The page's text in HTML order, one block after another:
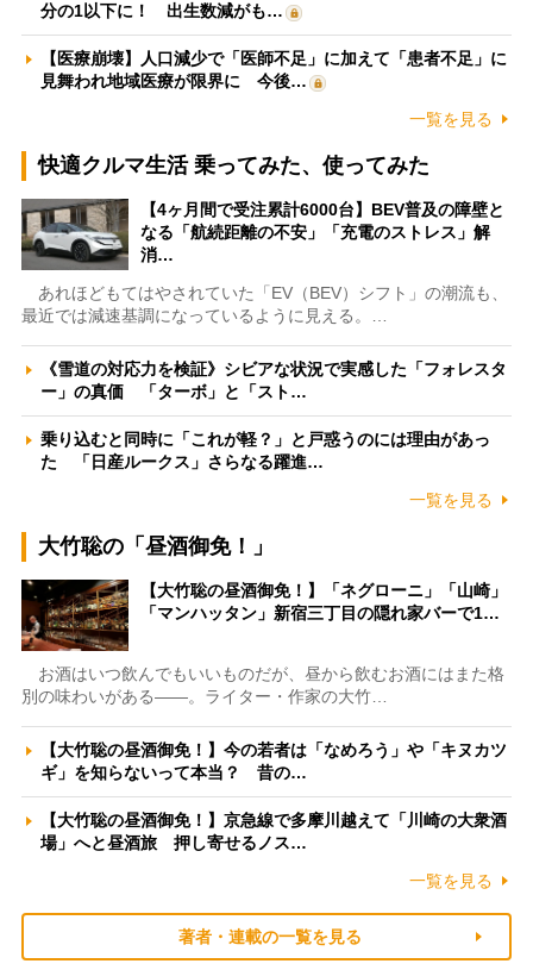
分の1以下に！ 出生数減がも…
【医療崩壊】人口減少で「医師不足」に加えて「患者不足」に
見舞われ地域医療が限界に 今後…
一覧を見る
快適クルマ生活 乗ってみた、使ってみた
【4ヶ月間で受注累計6000台】BEV普及の障壁と
なる「航続距離の不安」「充電のストレス」解
消…
あれほどもてはやされていた「EV（BEV）シフト」の潮流も、
最近では減速基調になっているように見える。…
《雪道の対応力を検証》シビアな状況で実感した「フォレスタ
ー」の真価 「ターボ」と「スト…
乗り込むと同時に「これが軽？」と戸惑うのには理由があっ
た 「日産ルークス」さらなる躍進…
一覧を見る
大竹聡の「昼酒御免！」
【大竹聡の昼酒御免！】「ネグローニ」「山崎」
「マンハッタン」新宿三丁目の隠れ家バーで1…
お酒はいつ飲んでもいいものだが、昼から飲むお酒にはまた格
別の味わいがある――。ライター・作家の大竹…
【大竹聡の昼酒御免！】今の若者は「なめろう」や「キヌカツ
ギ」を知らないって本当？ 昔の…
【大竹聡の昼酒御免！】京急線で多摩川越えて「川崎の大衆酒
場」へと昼酒旅 押し寄せるノス…
一覧を見る
著者・連載の一覧を見る